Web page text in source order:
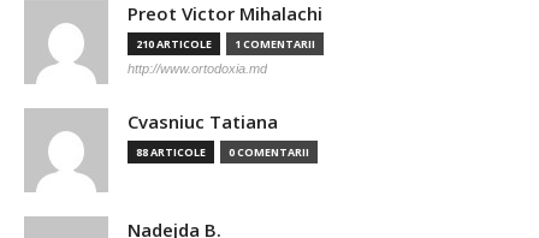
Preot Victor Mihalachi
210 ARTICOLE 1 COMENTARII
http://www.ortodoxia.md
Cvasniuc Tatiana
88 ARTICOLE 0 COMENTARII
Nadejda B.